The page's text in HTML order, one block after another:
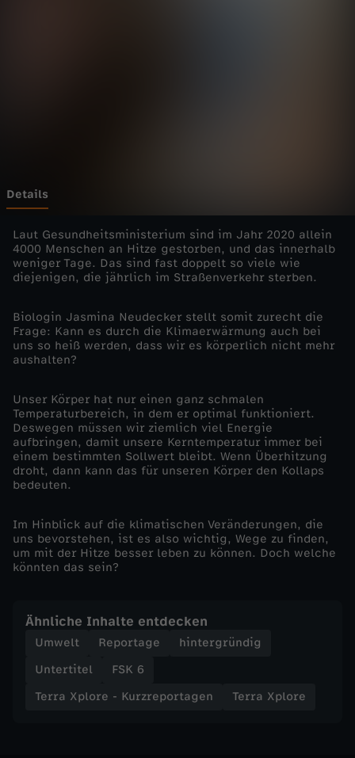
K
u
r
z
r
e
p
o
t
a
g
e
n
Details
Laut Gesundheitsministerium sind im Jahr 2020 allein
4000 Menschen an Hitze gestorben, und das innerhalb
weniger Tage. Das sind fast doppelt so viele wie
diejenigen, die jährlich im Straßenverkehr sterben.
Biologin Jasmina Neudecker stellt somit zurecht die
Frage: Kann es durch die Klimaerwärmung auch bei
uns so heiß werden, dass wir es körperlich nicht mehr
aushalten?
Unser Körper hat nur einen ganz schmalen
Temperaturbereich, in dem er optimal funktioniert.
Deswegen müssen wir ziemlich viel Energie
aufbringen, damit unsere Kerntemperatur immer bei
einem bestimmten Sollwert bleibt. Wenn Überhitzung
droht, dann kann das für unseren Körper den Kollaps
bedeuten.
Im Hinblick auf die klimatischen Veränderungen, die
uns bevorstehen, ist es also wichtig, Wege zu finden,
um mit der Hitze besser leben zu können. Doch welche
könnten das sein?
Ähnliche Inhalte entdecken
Umwelt Reportage
hintergründig
Untertitel
FSK 6
Terra Xplore - Kurzreportagen
Terra Xplore